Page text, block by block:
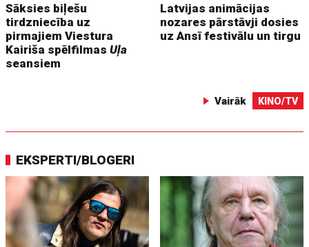
Sāksies biļešu
tirdzniecība uz
pirmajiem Viestura
Kairiša spēlfilmasUļa
seansiem
Latvijas animācijas
nozares pārstāvji dosies
uz Ansī festivālu un tirgu
Vairāk KINO/TV
EKSPERTI/BLOGERI